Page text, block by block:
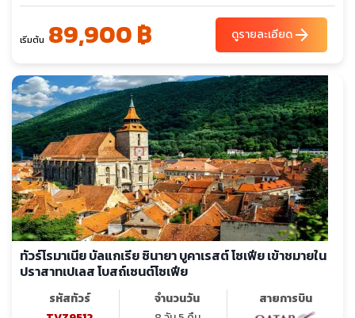
เริ่มต้น 89,900 ฿ ดูรายละเอียดarrow_forward
ทัวร์โรมาเนีย บัลแกเรีย ซินายา บูคาเรสต์ โซเฟีย เข้าชมายใน
ปราสาทเปเลส โบสถ์เซนต์โซเฟีย
รหัสทัวร์
จำนวนวัน
สายการบิน